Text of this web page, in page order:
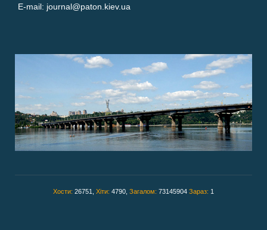
E-mail: journal@paton.kiev.ua
Хости: 26751, Хіти: 4790, Загалом: 73145904 Зараз: 1